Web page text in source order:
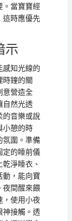
。當寶寶經
這時應優先
示
感知光線的
時鐘的關
意營造全
自然光透
的音樂或說
小憩的時
氛圍。準備
定的睡前儀
淨睡衣、
動，能向寶
夜間醒來餵
，使用小夜
神接觸。透